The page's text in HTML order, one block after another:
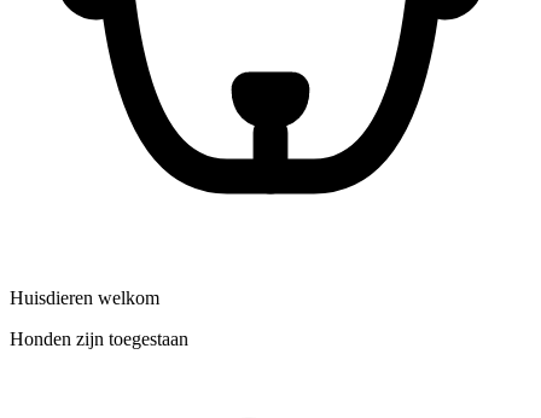
Huisdieren welkom
Honden zijn toegestaan